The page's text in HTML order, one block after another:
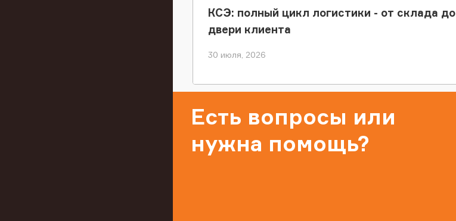
КСЭ: полный цикл логистики - от склада до
двери клиента
30 июля, 2026
Есть вопросы или
нужна помощь?